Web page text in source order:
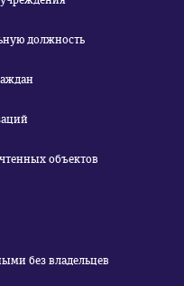
должность
объектов
без владельцев